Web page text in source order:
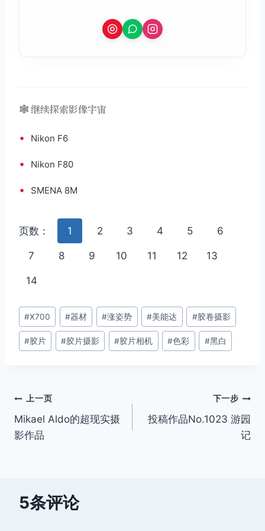
🕸️ 继续探索影像宇宙
• Nikon F6
• Nikon F80
• SMENA 8M
页数： 1 2 3 4 5 6
7 8 9 10 11 12 13
14
文
章
标
#X700 #器材 #涨姿势 #美能达 #胶卷摄影
#胶片 #胶片摄影 #胶片相机 #色彩 #黑白
文
章
上一页
Mikael Aldo的超现实摄
影作品
下一步
投稿作品No.1023 游园
记
5条评论
取消